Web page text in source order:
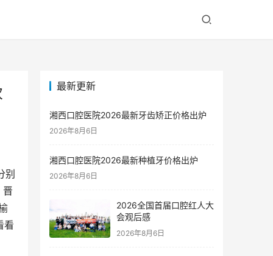
别
晋
看
最新更新
湘西口腔医院2026最新牙齿矫正价格出炉
2026年8月6日
湘西口腔医院2026最新种植牙价格出炉
2026年8月6日
2026全国首届口腔红人大
会观后感
2026年8月6日